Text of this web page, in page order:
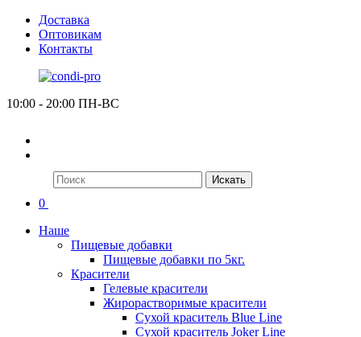
Доставка
Оптовикам
Контакты
10:00 - 20:00 ПН-ВС
Искать
0
Наше
Пищевые добавки
Пищевые добавки по 5кг.
Красители
Гелевые красители
Жирорастворимые красители
Сухой краситель Blue Line
Сухой краситель Joker Line